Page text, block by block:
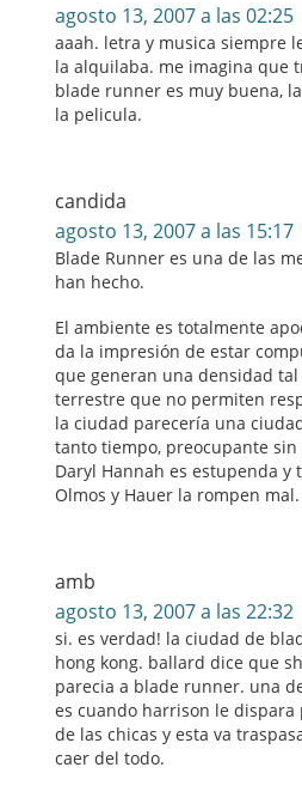
agosto 13, 2007 a las 02:25
aaah. letra y musica siempre
la alquilaba. me imagina que
blade runner es muy buena,
la pelicula.
candida
agosto 13, 2007 a las 15:17
Blade Runner es una de las
han hecho.
El ambiente es totalmente
da la impresión de estar
que generan una densidad
terrestre que no permiten
la ciudad parecería una
tanto tiempo, preocupante sin
Daryl Hannah es estupenda y
Olmos y Hauer la rompen mal.
amb
agosto 13, 2007 a las 22:32
si. es verdad! la ciudad de
hong kong. ballard dice que
parecia a blade runner. una
es cuando harrison le dispara
de las chicas y esta va
caer del todo.